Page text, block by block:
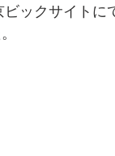
ックサイトに